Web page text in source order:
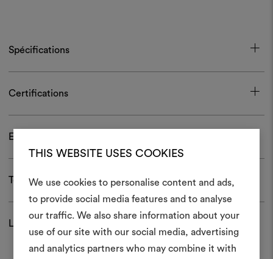
THIS WEBSITE USES COOKIES
We use cookies to personalise content and ads,
to provide social media features and to analyse
our traffic. We also share information about your
use of our site with our social media, advertising
and analytics partners who may combine it with
Spécifications
Certifications
Entretien et usage
Télécharger
Livraison et retour
Créer
Un instrument interactif